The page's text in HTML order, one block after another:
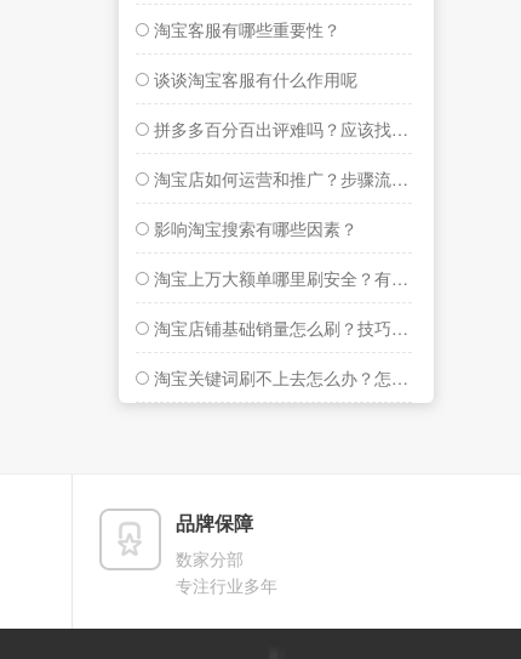
淘宝客服有哪些重要性？
谈谈淘宝客服有什么作用呢
拼多多百分百出评难吗？应该找谁可以做？
淘宝店如何运营和推广？步骤流程记下
影响淘宝搜索有哪些因素？
淘宝上万大额单哪里刷安全？有何技巧？
淘宝店铺基础销量怎么刷？技巧介绍！
淘宝关键词刷不上去怎么办？怎么操作？
品牌保障
数家分部
专注行业多年